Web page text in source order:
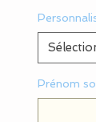
Prénom